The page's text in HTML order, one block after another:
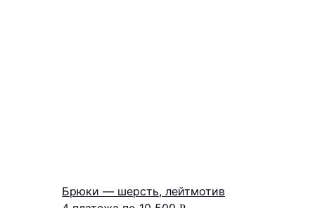
Брюки — шерсть, лейтмотив